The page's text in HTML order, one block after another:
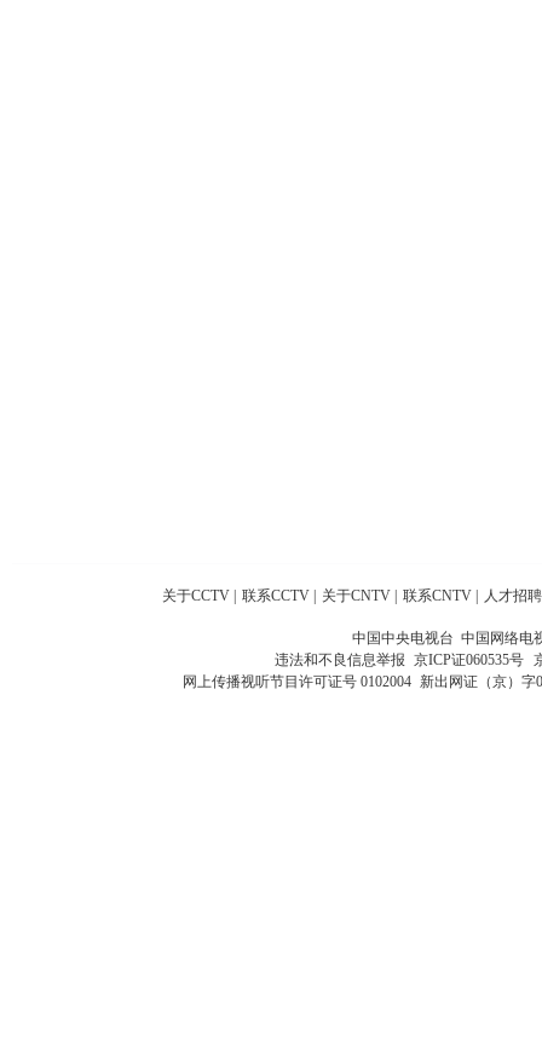
关于CCTV 联系CCTV 关于CNTV 联系CNTV 人才招聘
中国中央电视台 中国网络电
违法和不良信息举报 京ICP证060535号
网上传播视听节目许可证号 0102004 新出网证（京）